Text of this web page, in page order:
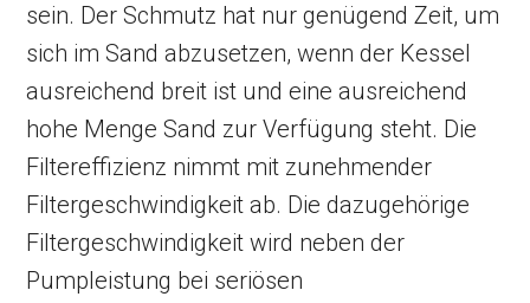
sein. Der Schmutz hat nur genügend Zeit, um
sich im Sand abzusetzen, wenn der Kessel
ausreichend breit ist und eine ausreichend
hohe Menge Sand zur Verfügung steht. Die
Filtereffizienz nimmt mit zunehmender
Filtergeschwindigkeit ab. Die dazugehörige
Filtergeschwindigkeit wird neben der
Pumpleistung bei seriösen